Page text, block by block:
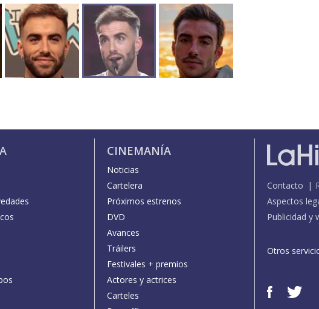
CINEMANÍA
Noticias
Cartelera
Próximos estrenos
DVD
Avances
Tráilers
Festivales + premios
Actores y actrices
Carteles
Contacto
Aspectos
Publicidad y
Otros